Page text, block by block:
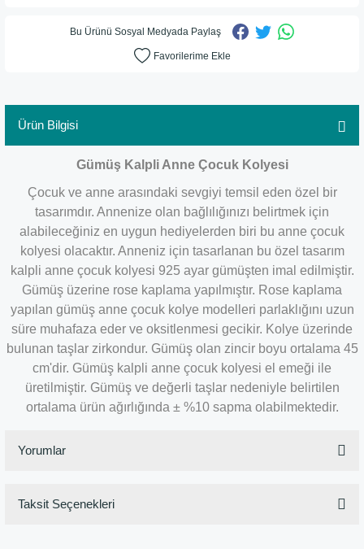
Bu Ürünü Sosyal Medyada Paylaş
Ürün Bilgisi
Gümüş Kalpli Anne Çocuk Kolyesi
Çocuk ve anne arasındaki sevgiyi temsil eden özel bir
tasarımdır. Annenize olan bağlılığınızı belirtmek için
alabileceğiniz en uygun hediyelerden biri bu anne çocuk
kolyesi olacaktır. Anneniz için tasarlanan bu özel tasarım
kalpli anne çocuk kolyesi 925 ayar gümüşten imal edilmiştir.
Gümüş üzerine rose kaplama yapılmıştır. Rose kaplama
yapılan gümüş anne çocuk kolye modelleri parlaklığını uzun
süre muhafaza eder ve oksitlenmesi gecikir. Kolye üzerinde
bulunan taşlar zirkondur. Gümüş olan zincir boyu ortalama 45
cm'dir. Gümüş kalpli anne çocuk kolyesi el emeği ile
üretilmiştir. Gümüş ve değerli taşlar nedeniyle belirtilen
ortalama ürün ağırlığında ± %10 sapma olabilmektedir.
Yorumlar
Taksit Seçenekleri